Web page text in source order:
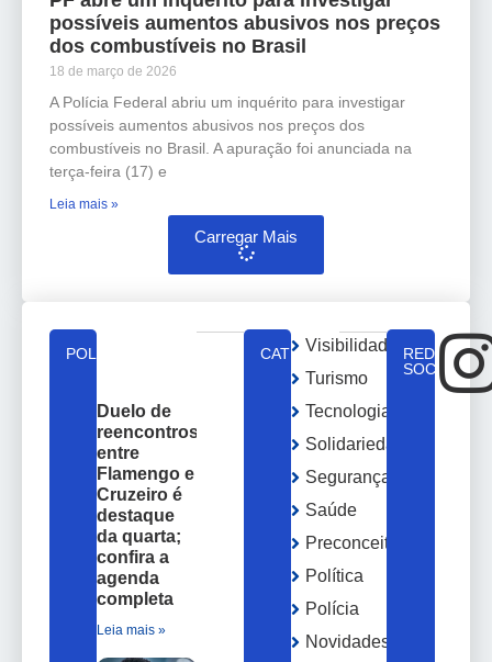
possíveis aumentos abusivos nos preços
dos combustíveis no Brasil
18 de março de 2026
A Polícia Federal abriu um inquérito para investigar
possíveis aumentos abusivos nos preços dos
combustíveis no Brasil. A apuração foi anunciada na
terça-feira (17) e
Leia mais »
Carregar Mais
POLÍTICA
Duelo de
reencontros
entre
Flamengo e
Cruzeiro é
destaque
da quarta;
confira a
agenda
completa
Leia mais »
CATEGORIAS
Visibilidade
Turismo
Tecnologia
Solidariedade
Segurança
Saúde
Preconceito
Política
Polícia
Novidades
REDES
SOCIAIS